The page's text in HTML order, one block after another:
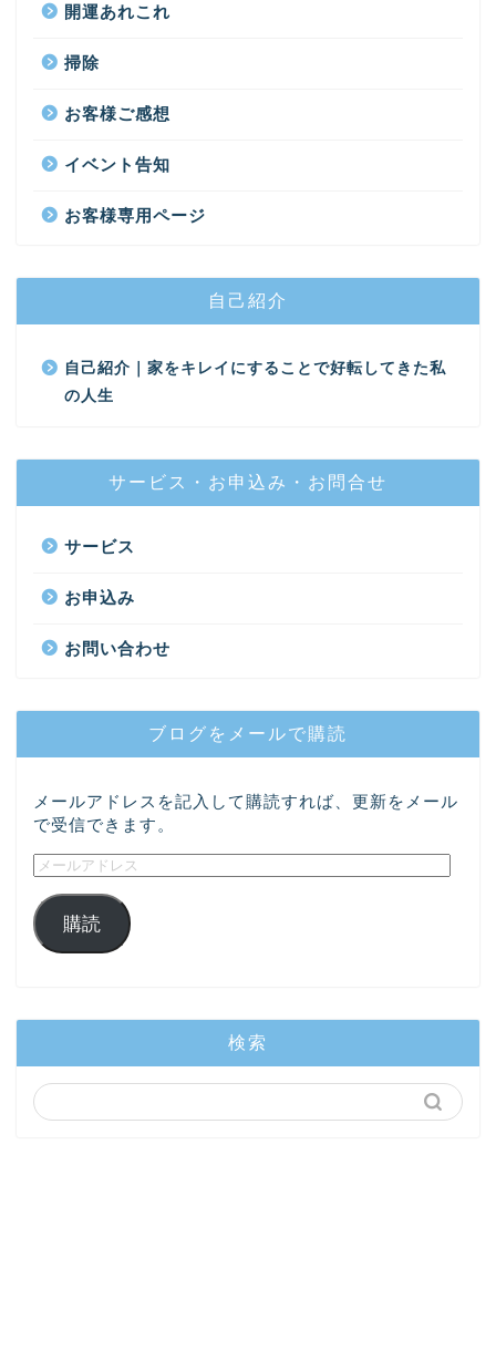
開運あれこれ
掃除
お客様ご感想
イベント告知
お客様専用ページ
自己紹介
自己紹介｜家をキレイにすることで好転してきた私
の人生
サービス・お申込み・お問合せ
サービス
お申込み
お問い合わせ
ブログをメールで購読
メールアドレスを記入して購読すれば、更新をメール
で受信できます。
購読
検索